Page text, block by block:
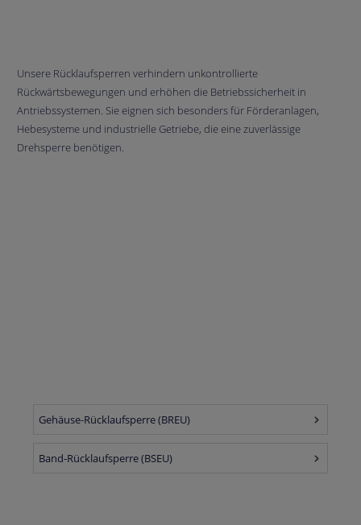
Unsere Rücklaufsperren verhindern unkontrollierte
Rückwärtsbewegungen und erhöhen die Betriebssicherheit in
Antriebssystemen. Sie eignen sich besonders für Förderanlagen,
Hebesysteme und industrielle Getriebe, die eine zuverlässige
Drehsperre benötigen.
Gehäuse-Rücklaufsperre (BREU)
Band-Rücklaufsperre (BSEU)